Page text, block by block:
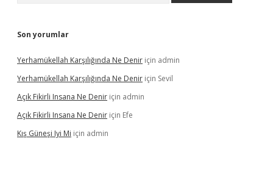
Son yorumlar
Yerhamükellah Karşılığında Ne Denir için admin
Yerhamükellah Karşılığında Ne Denir için Sevil
Açık Fikirli Insana Ne Denir için admin
Açık Fikirli Insana Ne Denir için Efe
Kış Güneşi Iyi Mi için admin